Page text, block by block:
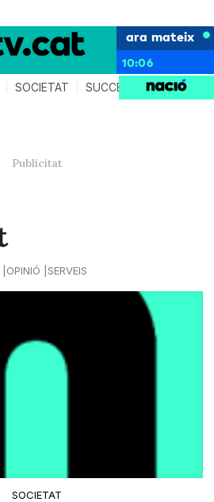
ara mateix
10:06
SOCIETAT SUCCESSOS
OPINIÓ SERVEIS
SOCIETAT